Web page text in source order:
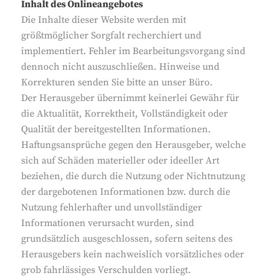
Inhalt des Onlineangebotes
Die Inhalte dieser Website werden mit
größtmöglicher Sorgfalt recherchiert und
implementiert. Fehler im Bearbeitungsvorgang sind
dennoch nicht auszuschließen. Hinweise und
Korrekturen senden Sie bitte an unser Büro.
Der Herausgeber übernimmt keinerlei Gewähr für
die Aktualität, Korrektheit, Vollständigkeit oder
Qualität der bereitgestellten Informationen.
Haftungsansprüche gegen den Herausgeber, welche
sich auf Schäden materieller oder ideeller Art
beziehen, die durch die Nutzung oder Nichtnutzung
der dargebotenen Informationen bzw. durch die
Nutzung fehlerhafter und unvollständiger
Informationen verursacht wurden, sind
grundsätzlich ausgeschlossen, sofern seitens des
Herausgebers kein nachweislich vorsätzliches oder
grob fahrlässiges Verschulden vorliegt.